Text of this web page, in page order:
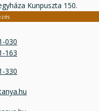
Kunpuszta 150.
030
163
330